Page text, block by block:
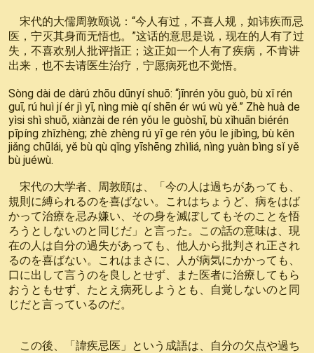
宋代的大儒周敦颐说：“今人有过，不喜人规，如讳疾而忌
医，宁灭其身而无悟也。”这话的意思是说，现在的人有了过
失，不喜欢别人批评指正；这正如一个人有了疾病，不肯讲
出来，也不去请医生治疗，宁愿病死也不觉悟。
Sòng dài de dàrú zhōu dūnyí shuō: “jīnrén yǒu guò, bù xǐ rén
guī, rú huì jí ér jì yī, nìng miè qí shēn ér wú wù yě.” Zhè huà de
yìsi shì shuō, xiànzài de rén yǒu le guòshī, bù xǐhuān biérén
pīpíng zhǐzhèng; zhè zhèng rú yī ge rén yǒu le jíbìng, bù kěn
jiǎng chūlái, yě bù qù qǐng yīshēng zhìliá, nìng yuàn bìng sǐ yě
bù juéwù.
宋代の大学者、周敦頤は、「今の人は過ちがあっても、
規則に縛られるのを喜ばない。これはちょうど、病をはば
かって治療を忌み嫌い、その身を滅ぼしてもそのことを悟
ろうとしないのと同じだ」と言った。この話の意味は、現
在の人は自分の過失があっても、他人から批判され正され
るのを喜ばない。これはまさに、人が病気にかかっても、
口に出して言うのを良しとせず、また医者に治療してもら
おうともせず、たとえ病死しようとも、自覚しないのと同
じだと言っているのだ。
この後、「諱疾忌医」という成語は、自分の欠点や過ち